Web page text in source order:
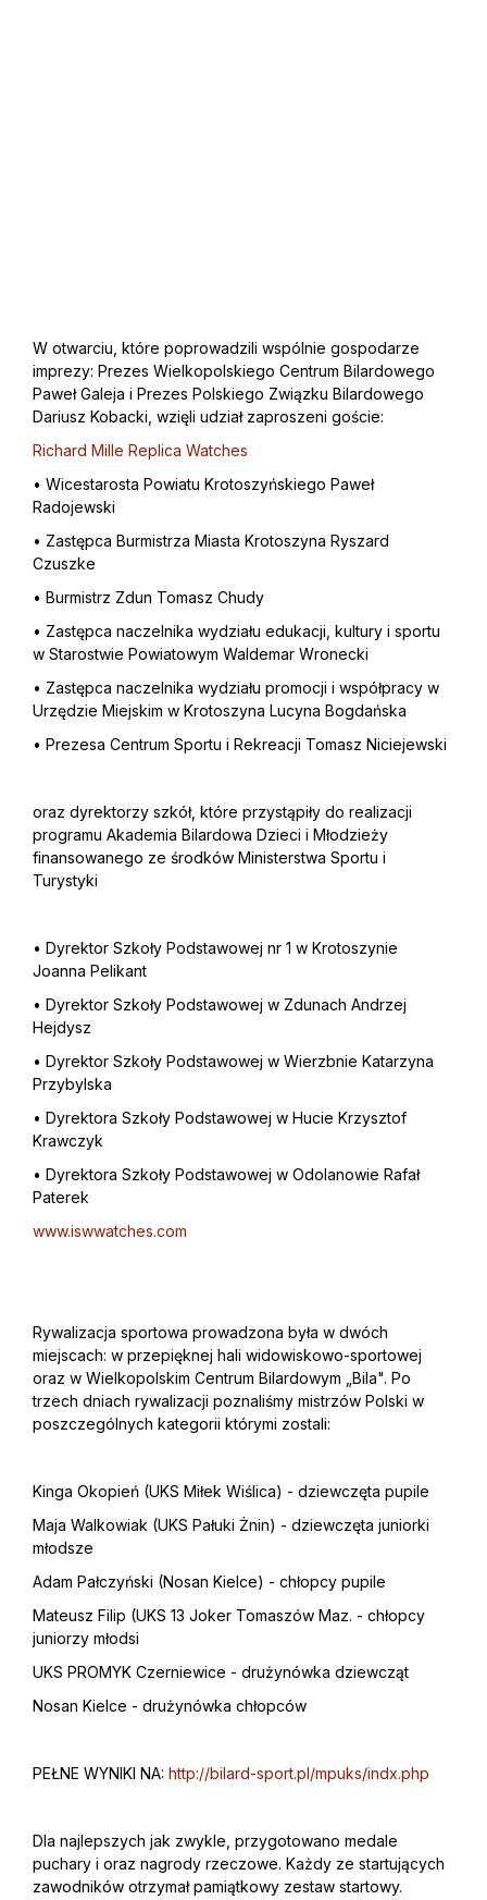
W otwarciu, które poprowadzili wspólnie gospodarze
imprezy: Prezes Wielkopolskiego Centrum Bilardowego
Paweł Galeja i Prezes Polskiego Związku Bilardowego
Dariusz Kobacki, wzięli udział zaproszeni goście:
Richard Mille Replica Watches
• Wicestarosta Powiatu Krotoszyńskiego Paweł
Radojewski
• Zastępca Burmistrza Miasta Krotoszyna Ryszard
Czuszke
• Burmistrz Zdun Tomasz Chudy
• Zastępca naczelnika wydziału edukacji, kultury i sportu
w Starostwie Powiatowym Waldemar Wronecki
• Zastępca naczelnika wydziału promocji i współpracy w
Urzędzie Miejskim w Krotoszyna Lucyna Bogdańska
• Prezesa Centrum Sportu i Rekreacji Tomasz Niciejewski
oraz dyrektorzy szkół, które przystąpiły do realizacji
programu Akademia Bilardowa Dzieci i Młodzieży
finansowanego ze środków Ministerstwa Sportu i
Turystyki
• Dyrektor Szkoły Podstawowej nr 1 w Krotoszynie
Joanna Pelikant
• Dyrektor Szkoły Podstawowej w Zdunach Andrzej
Hejdysz
• Dyrektor Szkoły Podstawowej w Wierzbnie Katarzyna
Przybylska
• Dyrektora Szkoły Podstawowej w Hucie Krzysztof
Krawczyk
• Dyrektora Szkoły Podstawowej w Odolanowie Rafał
Paterek
www.iswwatches.com
Rywalizacja sportowa prowadzona była w dwóch
miejscach: w przepięknej hali widowiskowo-sportowej
oraz w Wielkopolskim Centrum Bilardowym „Bila". Po
trzech dniach rywalizacji poznaliśmy mistrzów Polski w
poszczególnych kategorii którymi zostali:
Kinga Okopień (UKS Miłek Wiślica) - dziewczęta pupile
Maja Walkowiak (UKS Pałuki Żnin) - dziewczęta juniorki
młodsze
Adam Pałczyński (Nosan Kielce) - chłopcy pupile
Mateusz Filip (UKS 13 Joker Tomaszów Maz. - chłopcy
juniorzy młodsi
UKS PROMYK Czerniewice - drużynówka dziewcząt
Nosan Kielce - drużynówka chłopców
PEŁNE WYNIKI NA: http://bilard-sport.pl/mpuks/indx.php
Dla najlepszych jak zwykle, przygotowano medale
puchary i oraz nagrody rzeczowe. Każdy ze startujących
zawodników otrzymał pamiątkowy zestaw startowy.